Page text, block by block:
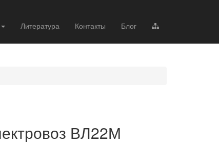
Литература Контакты Блог
ВЛ22М